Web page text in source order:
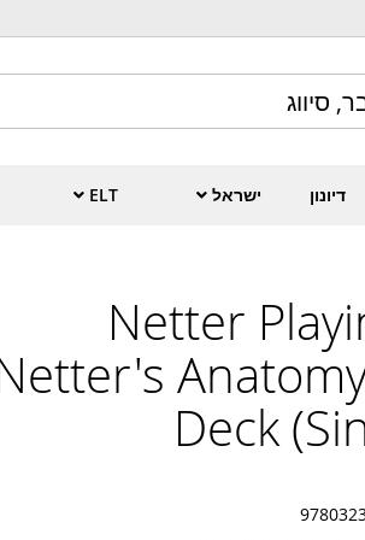
דיונון ישראל ELT
Netter
Deck